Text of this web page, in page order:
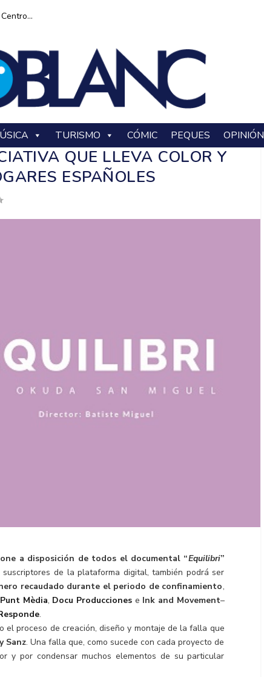
TURISMO CÓMIC PEQUES OPINIÓN
QUE LLEVA COLOR Y
ESPAÑOLES
a disposición de todos el documental “Equilibri”
de la plataforma digital, también podrá ser
recaudado durante el periodo de confinamiento,
Mèdia, Docu Producciones e Ink and Movement–
.
el proceso de creación, diseño y montaje de la falla que
Sanz. Una falla que, como sucede con cada proyecto de
y por condensar muchos elementos de su particular